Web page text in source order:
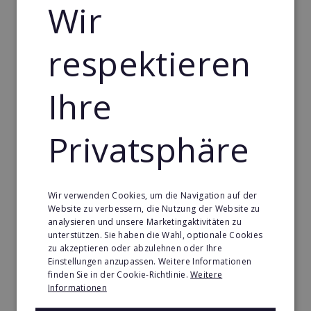
Reisebuchungen erfolgt heute online, was die
Bedeutung digitaler Plattformen für die
und Touristikbranche unterstreicht.Aktuelle
Studien legen nahe, dass die Online-Buchungen
weiter zunehmen werden, was innerhalb der
Branche dazu anregen wird, innovative
entwickeln. Auch hier kann Franchising durch die
Standardisierung von Geschäftsprozessen einen
voranzubringen.
Auch die wirtschaftliche Bedeutung der
Tourismusbranche ist nach wie vor beträchtlich. Im
Jahr 2019 beispielsweise wurden im
Tourismussektor insgesamt ca. 124 Mrd.
Wir
respektieren
Ihre
Privatsphäre
Wir verwenden Cookies, um die Navigation auf der
Website zu verbessern, die Nutzung der Website zu
analysieren und unsere Marketingaktivitäten zu
unterstützen. Sie haben die Wahl, optionale Cookies
zu akzeptieren oder abzulehnen oder Ihre
Einstellungen anzupassen. Weitere Informationen
finden Sie in der Cookie-Richtlinie.Weitere
Informationen